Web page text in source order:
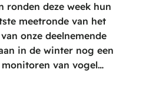
ronden deze week hun
meetronde van het
onze deelnemende
in de winter nog een
van vogel…